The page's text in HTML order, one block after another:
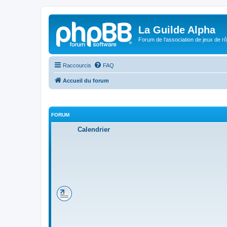
La Guilde Alpha
Forum de l'association de jeux de
Raccourcis FAQ
Accueil du forum
FORUM
Calendrier